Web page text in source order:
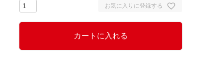
お気に入りに登録する
カートに入れる